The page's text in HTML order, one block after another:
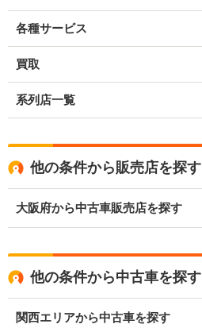
各種サービス
買取
系列店一覧
他の条件から販売店を探す
大阪府から中古車販売店を探す
他の条件から中古車を探す
関西エリアから中古車を探す